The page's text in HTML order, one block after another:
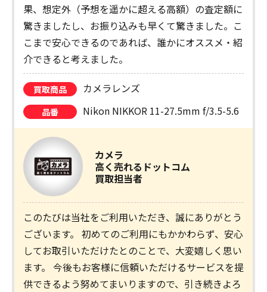
果、想定外（予想を遥かに超える高額）の査定額に
驚きましたし、お振り込みも早くて驚きました。こ
こまで安心できるのであれば、誰かにオススメ・紹
介できると考えました。
買取商品 カメラレンズ
品番 Nikon NIKKOR 11-27.5mm f/3.5-5.6
カメラ
高く売れるドットコム
買取担当者
このたびは当社をご利用いただき、誠にありがとう
ございます。 初めてのご利用にもかかわらず、安心
してお取引いただけたとのことで、大変嬉しく思い
ます。 今後もお客様に信頼いただけるサービスを提
供できるよう努めてまいりますので、引き続きよろ